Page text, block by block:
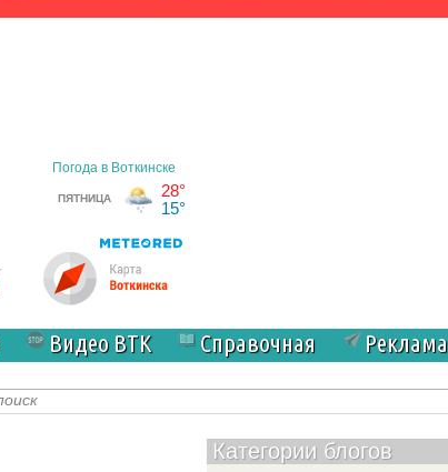
Видео ВТК Справочная
Реклама
Категории блогов